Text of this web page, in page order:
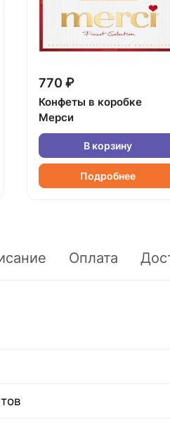
770 ₽
Конфеты в коробке
Мерси
В корзину
Подробнее
Оплата